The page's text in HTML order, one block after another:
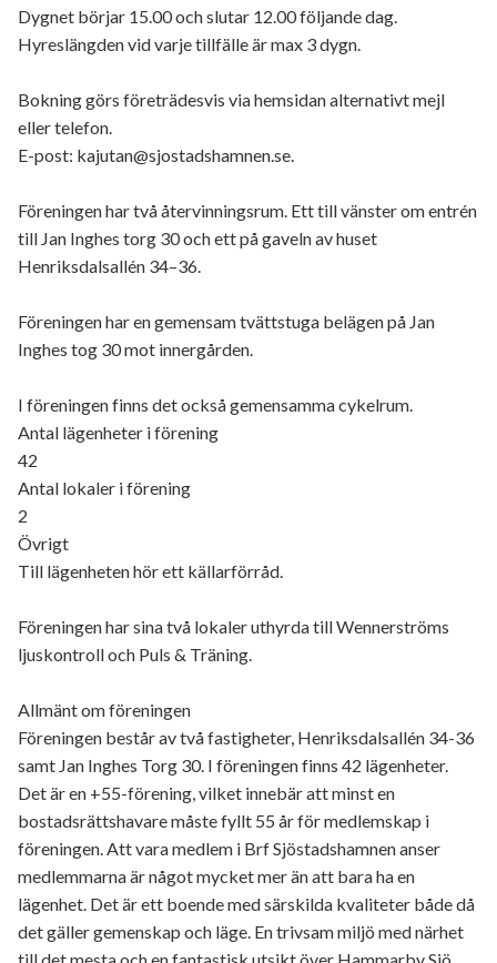
Dygnet börjar 15.00 och slutar 12.00 följande dag.
Hyreslängden vid varje tillfälle är max 3 dygn.
Bokning görs företrädesvis via hemsidan alternativt mejl
eller telefon.
E-post: kajutan@sjostadshamnen.se.
Föreningen har två återvinningsrum. Ett till vänster om entrén
till Jan Inghes torg 30 och ett på gaveln av huset
Henriksdalsallén 34–36.
Föreningen har en gemensam tvättstuga belägen på Jan
Inghes tog 30 mot innergården.
I föreningen finns det också gemensamma cykelrum.
Antal lägenheter i förening
42
Antal lokaler i förening
2
Övrigt
Till lägenheten hör ett källarförråd.
Föreningen har sina två lokaler uthyrda till Wennerströms
ljuskontroll och Puls & Träning.
Allmänt om föreningen
Föreningen består av två fastigheter, Henriksdalsallén 34-36
samt Jan Inghes Torg 30. I föreningen finns 42 lägenheter.
Det är en +55-förening, vilket innebär att minst en
bostadsrättshavare måste fyllt 55 år för medlemskap i
föreningen. Att vara medlem i Brf Sjöstadshamnen anser
medlemmarna är något mycket mer än att bara ha en
lägenhet. Det är ett boende med särskilda kvaliteter både då
det gäller gemenskap och läge. En trivsam miljö med närhet